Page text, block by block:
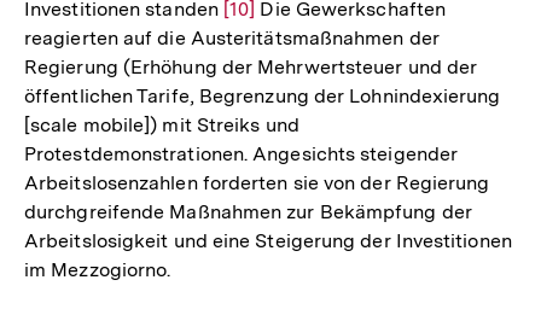
Investitionen standen Zur
Auflösung
der
Fußnote
[10] Die Gewerkschaften
reagierten auf die Austeritätsmaßnahmen der
Regierung (Erhöhung der Mehrwertsteuer und der
öffentlichen Tarife, Begrenzung der Lohnindexierung
[scale mobile]) mit Streiks und
Protestdemonstrationen. Angesichts steigender
Arbeitslosenzahlen forderten sie von der Regierung
durchgreifende Maßnahmen zur Bekämpfung der
Arbeitslosigkeit und eine Steigerung der Investitionen
im Mezzogiorno.